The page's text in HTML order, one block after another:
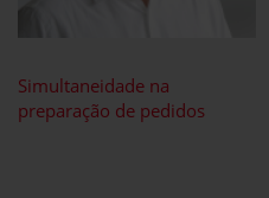
Simultaneidade na
preparação de pedidos